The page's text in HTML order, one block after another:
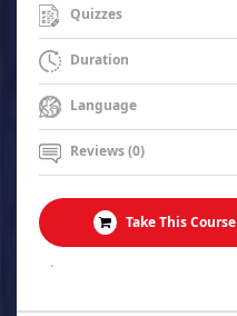
Quizzes
Duration
Language
Reviews (0)
Take This Course
.